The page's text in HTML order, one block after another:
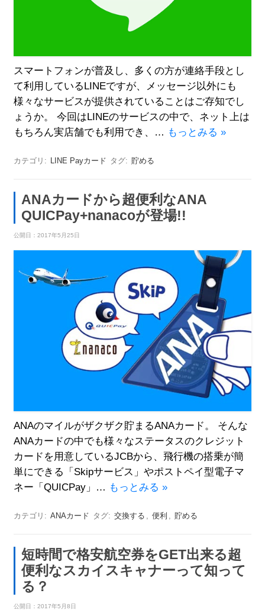
スマートフォンが普及し、多くの方が連絡手段とし
て利用しているLINEですが、メッセージ以外にも
様々なサービスが提供されていることはご存知でし
ょうか。 今回はLINEのサービスの中で、ネット上は
もちろん実店舗でも利用でき、… もっとみる »
カテゴリ: LINE Payカード タグ: 貯める
ANAカードから超便利なANA
QUICPay+nanacoが登場!!
公開日： 2017年5月25日
ANAのマイルがザクザク貯まるANAカード。 そんな
ANAカードの中でも様々なステータスのクレジット
カードを用意しているJCBから、飛行機の搭乗が簡
単にできる「Skipサービス」やポストペイ型電子マ
ネー「QUICPay」… もっとみる »
カテゴリ: ANAカード タグ: 交換する 便利 貯める
短時間で格安航空券をGET出来る超
便利なスカイスキャナーって知って
る？
公開日： 2017年5月8日